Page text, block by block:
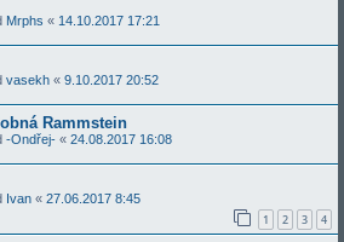
Mrphs « 14.10.2017 17:21
vasekh « 9.10.2017 20:52
Rammstein
-Ondřej- « 24.08.2017 16:08
Ivan « 27.06.2017 8:45
1 2 3 4